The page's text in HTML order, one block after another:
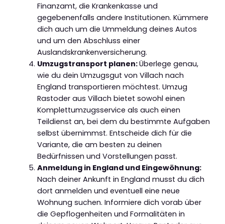
Finanzamt, die Krankenkasse und
gegebenenfalls andere Institutionen. Kümmere
dich auch um die Ummeldung deines Autos
und um den Abschluss einer
Auslandskrankenversicherung.
Umzugstransport planen:Überlege genau,
wie du dein Umzugsgut von Villach nach
England transportieren möchtest. Umzug
Rastoder aus Villach bietet sowohl einen
Komplettumzugsservice als auch einen
Teildienst an, bei dem du bestimmte Aufgaben
selbst übernimmst. Entscheide dich für die
Variante, die am besten zu deinen
Bedürfnissen und Vorstellungen passt.
Anmeldung in England und Eingewöhnung:
Nach deiner Ankunft in England musst du dich
dort anmelden und eventuell eine neue
Wohnung suchen. Informiere dich vorab über
die Gepflogenheiten und Formalitäten in